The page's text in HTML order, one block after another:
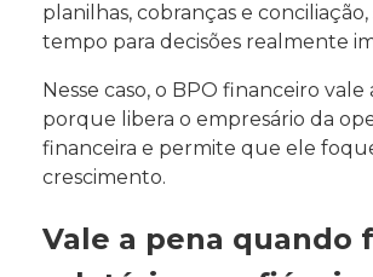
planilhas, cobranças e
tempo para decisões realmente
Nesse caso, o BPO financeiro vale
porque libera o empresário da
financeira e permite que ele
crescimento.
Vale a pena quando